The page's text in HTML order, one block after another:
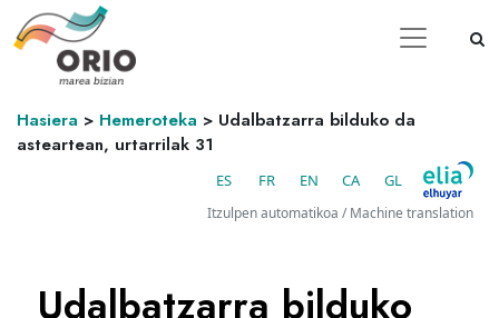
Hasiera > Hemeroteka > Udalbatzarra bilduko da
asteartean, urtarrilak 31
ES FR EN CA GL
Itzulpen automatikoa / Machine translation
Udalbatzarra bilduko